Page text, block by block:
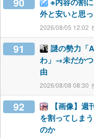
外と安いと思
2026/08/05 12:02
91
謎の勢力「
わ」→未だか
由
2026/08/08 08:30
92
【画像】
を割ってしま
のか